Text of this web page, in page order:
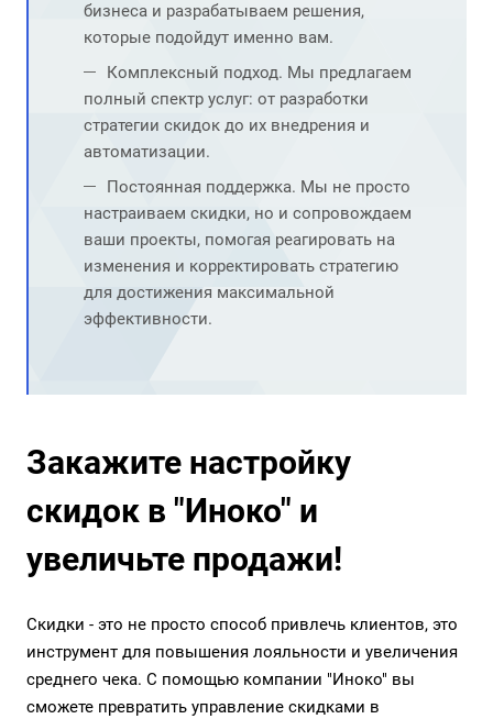
бизнеса и разрабатываем решения,
которые подойдут именно вам.
Комплексный подход. Мы предлагаем
полный спектр услуг: от разработки
стратегии скидок до их внедрения и
автоматизации.
Постоянная поддержка. Мы не просто
настраиваем скидки, но и сопровождаем
ваши проекты, помогая реагировать на
изменения и корректировать стратегию
для достижения максимальной
эффективности.
Закажите настройку
скидок в "Иноко" и
увеличьте продажи!
Скидки - это не просто способ привлечь клиентов, это
инструмент для повышения лояльности и увеличения
среднего чека. С помощью компании "Иноко" вы
сможете превратить управление скидками в